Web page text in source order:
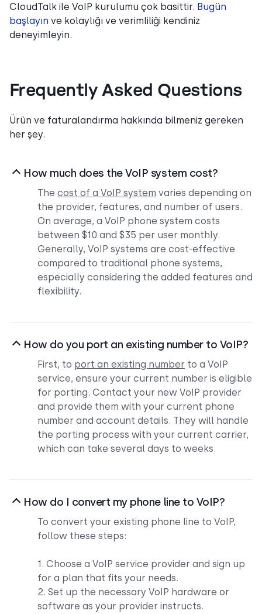
CloudTalk ile VoIP kurulumu çok basittir. Bugün
başlayın ve kolaylığı ve verimliliği kendiniz
deneyimleyin.
Frequently Asked Questions
Ürün ve faturalandırma hakkında bilmeniz gereken
her şey.
How much does the VoIP system cost?
The cost of a VoIP system varies depending on
the provider, features, and number of users.
On average, a VoIP phone system costs
between $10 and $35 per user monthly.
Generally, VoIP systems are cost-effective
compared to traditional phone systems,
especially considering the added features and
flexibility.
How do you port an existing number to VoIP?
First, to port an existing number to a VoIP
service, ensure your current number is eligible
for porting. Contact your new VoIP provider
and provide them with your current phone
number and account details. They will handle
the porting process with your current carrier,
which can take several days to weeks.
How do I convert my phone line to VoIP?
To convert your existing phone line to VoIP,
follow these steps:
1. Choose a VoIP service provider and sign up
for a plan that fits your needs.
2. Set up the necessary VoIP hardware or
software as your provider instructs.